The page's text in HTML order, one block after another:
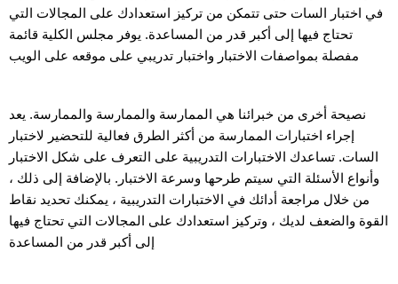
في اختبار السات حتى تتمكن من تركيز استعدادك على المجالات التي
تحتاج فيها إلى أكبر قدر من المساعدة. يوفر مجلس الكلية قائمة
مفصلة بمواصفات الاختبار واختبار تدريبي على موقعه على الويب
نصيحة أخرى من خبرائنا هي الممارسة والممارسة والممارسة. يعد
إجراء اختبارات الممارسة من أكثر الطرق فعالية للتحضير لاختبار
السات. تساعدك الاختبارات التدريبية على التعرف على شكل الاختبار
وأنواع الأسئلة التي سيتم طرحها وسرعة الاختبار. بالإضافة إلى ذلك ،
من خلال مراجعة أدائك في الاختبارات التدريبية ، يمكنك تحديد نقاط
القوة والضعف لديك ، وتركيز استعدادك على المجالات التي تحتاج فيها
إلى أكبر قدر من المساعدة